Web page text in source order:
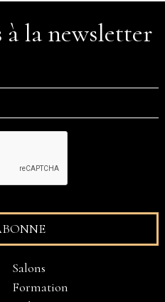
la newsletter
Salons
Formation